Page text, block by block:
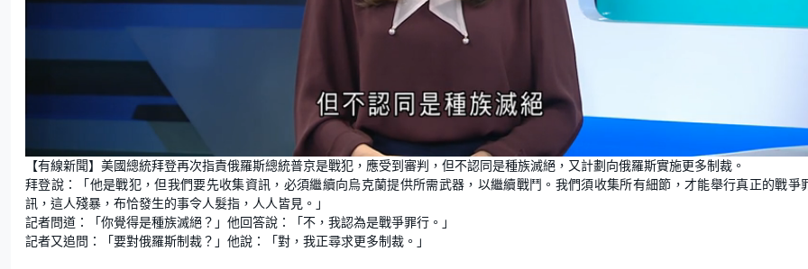
n
m
u
L
o
a
d
e
d
0
0
0
【有線新聞】美國總統拜登再次指責俄羅斯總統普京是戰犯，應受到審判，但不認同是種族滅絕，又計劃向俄羅斯實施更多制裁。
拜登說：「他是戰犯，但我們要先收集資訊，必須繼續向烏克蘭提供所需武器，以繼續戰鬥。我們須收集所有細節，才能舉行真正的戰爭
訊，這人殘暴，布恰發生的事令人髮指，人人皆見。」
記者問道：「你覺得是種族滅絕？」他回答說：「不，我認為是戰爭罪行。」
記者又追問：「要對俄羅斯制裁？」他說：「對，我正尋求更多制裁。」